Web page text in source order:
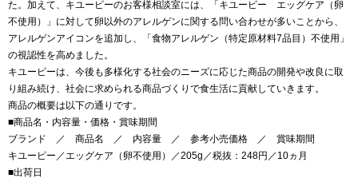
た。加えて、キユーピーのお客様相談室には、「キユーピー エッグケア（卵
不使用）」に対して卵以外のアレルゲンに関する問い合わせが多いことから、
アレルゲンアイコンを追加し、「食物アレルゲン（特定原材料7品目）不使用」
の視認性を高めました。
キユーピーは、今後も多様化する社会のニーズに応じた商品の開発や改良に取
り組み続け、社会に求められる商品づくりで食生活に貢献していきます。
商品の概要は以下の通りです。
■商品名・内容量・価格・賞味期間
ブランド ／ 商品名 ／ 内容量 ／ 参考小売価格 ／ 賞味期間
キユーピー／エッグケア（卵不使用）／205g／税抜：248円／10ヵ月
■出荷日